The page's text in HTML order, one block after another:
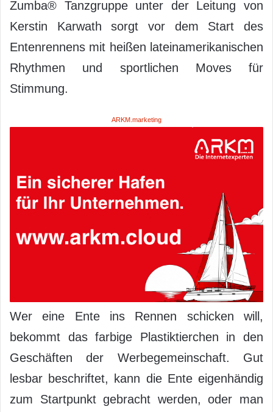
Zumba® Tanzgruppe unter der Leitung von
Kerstin Karwath sorgt vor dem Start des
Entenrennens mit heißen lateinamerikanischen
Rhythmen und sportlichen Moves für
Stimmung.
ARKM.marketing
Wer eine Ente ins Rennen schicken will,
bekommt das farbige Plastiktierchen in den
Geschäften der Werbegemeinschaft. Gut
lesbar beschriftet, kann die Ente eigenhändig
zum Startpunkt gebracht werden, oder man